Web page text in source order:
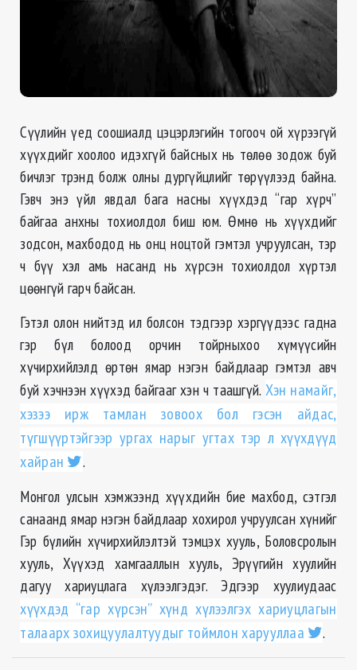
Сүүлийн үед соошиалд цэцэрлэгийн тогооч ой хүрээгүй
хүүхдийг хоолоо идэхгүй байсных нь төлөө зодож буй
бичлэг трэнд болж олны дургүйцлийг төрүүлээд байна.
Гэвч энэ үйл явдал бага насны хүүхдэд “гар хүрч”
байгаа анхны тохиолдол биш юм. Өмнө нь хүүхдийг
зодсон, махбодод нь онц ноцтой гэмтэл учруулсан, тэр
ч бүү хэл амь насанд нь хүрсэн тохиолдол хүртэл
цөөнгүй гарч байсан.
Гэтэл олон нийтэд ил болсон тэдгээр хэргүүдээс гадна
гэр бүл болоод орчин тойрныхоо хүмүүсийн
хүчирхийлэлд өртөн ямар нэгэн байдлаар гэмтэл авч
буй хэчнээн хүүхэд байгааг хэн ч таашгүй. Хэн намайг,
хэзээ ирж тамлан зовоох бол гэсэн айдас,
түгшүүртэйгээр ургах нарыг угтах тэр л хүүхдүүд
хайран
.
Монгол улсын хэмжээнд хүүхдийн бие махбод, сэтгэл
санаанд ямар нэгэн байдлаар хохирол учруулсан хүнийг
Гэр бүлийн хүчирхийлэлтэй тэмцэх хууль, Боловсролын
хууль, Хүүхэд хамгааллын хууль, Эрүүгийн хуулийн
дагуу хариуцлага хүлээлгэдэг. Эдгээр хуулиудаас
хүүхдэд “гар хүрсэн” хүнд хүлээлгэх хариуцлагын
талаарх зохицуулалтуудыг тоймлон харууллаа
.